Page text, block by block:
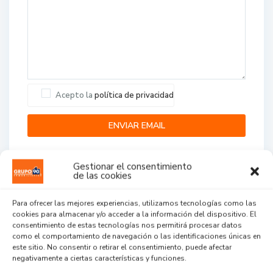
Gestionar el consentimiento
de las cookies
Para ofrecer las mejores experiencias, utilizamos tecnologías como las
cookies para almacenar y/o acceder a la información del dispositivo. El
consentimiento de estas tecnologías nos permitirá procesar datos
como el comportamiento de navegación o las identificaciones únicas en
este sitio. No consentir o retirar el consentimiento, puede afectar
negativamente a ciertas características y funciones.
Acepto la política de privacidad
Agent Reviews
...